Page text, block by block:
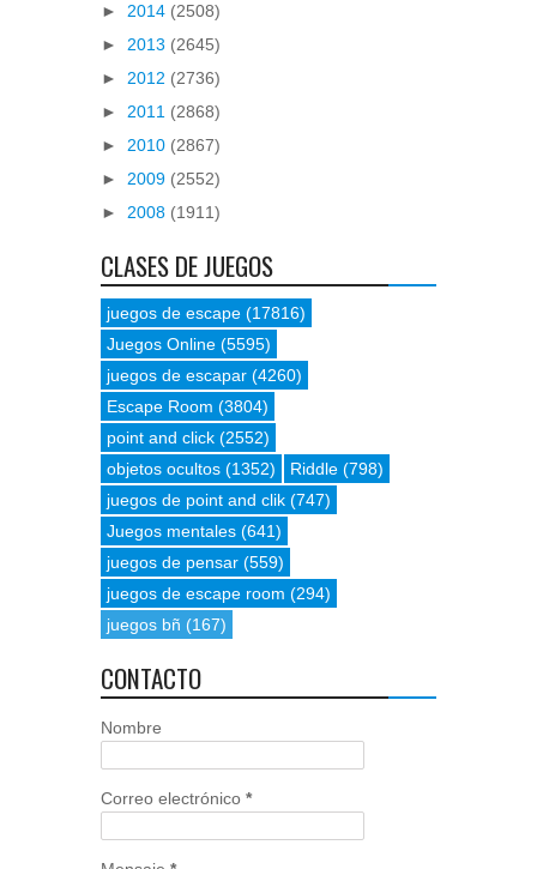
► 2014 (2508)
► 2013 (2645)
► 2012 (2736)
► 2011 (2868)
► 2010 (2867)
► 2009 (2552)
► 2008 (1911)
CLASES DE JUEGOS
juegos de escape (17816)
Juegos Online (5595)
juegos de escapar (4260)
Escape Room (3804)
point and click (2552)
objetos ocultos (1352) Riddle (798)
juegos de point and clik (747)
Juegos mentales (641)
juegos de pensar (559)
juegos de escape room (294)
juegos bñ (167)
CONTACTO
Nombre
Correo electrónico *